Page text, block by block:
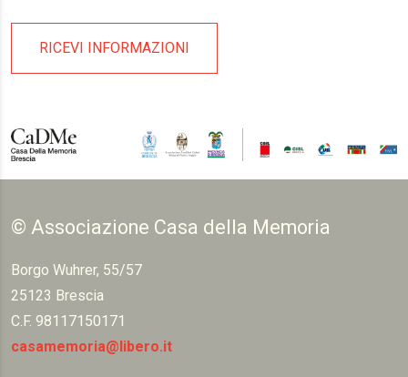
RICEVI INFORMAZIONI
© Associazione Casa della Memoria
Borgo Wuhrer, 55/57
25123 Brescia
C.F. 98117150171
casamemoria@libero.it